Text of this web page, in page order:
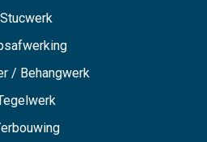
Stucwerk
/ Behangwerk